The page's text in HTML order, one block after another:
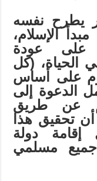
نفسه
الإسلام،
عودة
الحياة، (كل
على أساس
الدعوة إلى
عن طريق
أن تحقيق هذا
دولة
جميع مسلمي